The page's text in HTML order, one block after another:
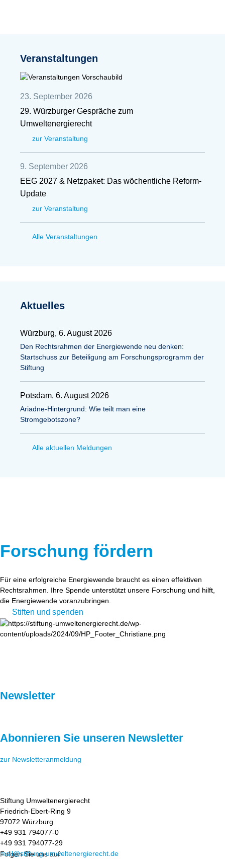
Veranstaltungen
23. September 2026
29. Würzburger Gespräche zum
Umweltenergierecht
zur Veranstaltung
9. September 2026
EEG 2027 & Netzpaket: Das wöchentliche Reform-
Update
zur Veranstaltung
Alle Veranstaltungen
Aktuelles
Würzburg, 6. August 2026
Den Rechtsrahmen der Energiewende neu denken:
Startschuss zur Beteiligung am Forschungsprogramm der
Stiftung
Potsdam, 6. August 2026
Ariadne-Hintergrund: Wie teilt man eine
Stromgebotszone?
Alle aktuellen Meldungen
Forschung fördern
Für eine erfolgreiche Energiewende braucht es einen effektiven
Rechtsrahmen. Ihre Spende unterstützt unsere Forschung und hilft,
die Energiewende voranzubringen.
Stiften und spenden
Newsletter
Abonnieren Sie unseren Newsletter
zur Newsletteranmeldung
Stiftung Umweltenergierecht
Friedrich-Ebert-Ring 9
97072 Würzburg
+49 931 794077-0
+49 931 794077-29
mail@stiftung-umweltenergierecht.de
Folgen Sie uns auf